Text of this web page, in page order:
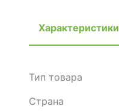
Характеристики
Тип товара
Страна